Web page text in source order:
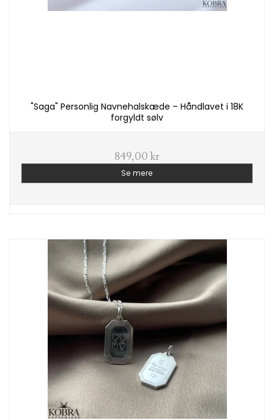
"Saga" Personlig Navnehalskæde – Håndlavet i 18K
forgyldt sølv
849,00 kr
Se mere